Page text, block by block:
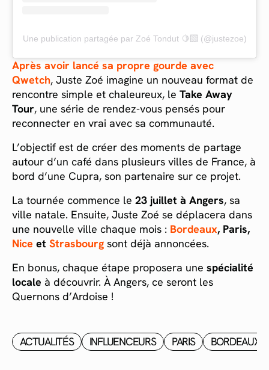
Une publication partagée par Zoé Tondut 🍋‍🟩 (@justezoe)
Après avoir lancé sa propre gourde avec
Qwetch, Juste Zoé imagine un nouveau format de
rencontre simple et chaleureux, le Take Away
Tour, une série de rendez-vous pensés pour
reconnecter en vrai avec sa communauté.
L’objectif est de créer des moments de partage
autour d’un café dans plusieurs villes de France, à
bord d’une Cupra, son partenaire sur ce projet.
La tournée commence le 23 juillet à Angers, sa
ville natale. Ensuite, Juste Zoé se déplacera dans
une nouvelle ville chaque mois : Bordeaux, Paris,
Nice et Strasbourg sont déjà annoncées.
En bonus, chaque étape proposera une spécialité
locale à découvrir. À Angers, ce seront les
Quernons d’Ardoise !
ACTUALITÉS INFLUENCEURS PARIS BORDEAUX